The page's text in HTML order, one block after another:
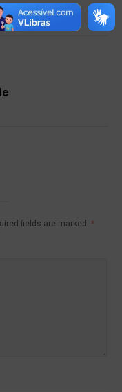
fields are marked *